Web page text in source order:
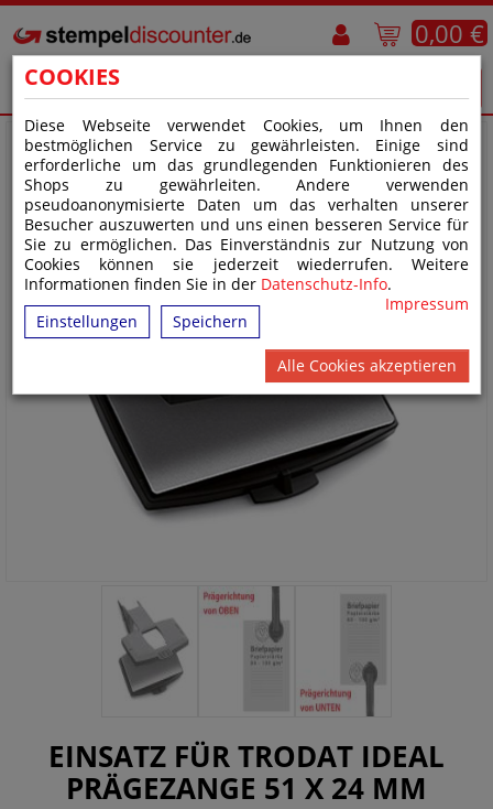
COOKIES
Diese Webseite verwendet Cookies, um Ihnen den
bestmöglichen Service zu gewährleisten. Einige sind
erforderliche um das grundlegenden Funktionieren des
Shops zu gewährleiten. Andere verwenden
pseudoanonymisierte Daten um das verhalten unserer
Besucher auszuwerten und uns einen besseren Service für
Sie zu ermöglichen. Das Einverständnis zur Nutzung von
Cookies können sie jederzeit wiederrufen. Weitere
Informationen finden Sie in der Datenschutz-Info.
Impressum
Einstellungen
Speichern
Alle Cookies akzeptieren
0,00 €
EINSATZ FÜR TRODAT IDEAL
PRÄGEZANGE 51 X 24 MM